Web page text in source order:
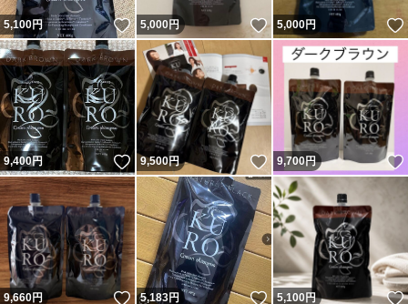
5,100円 いいね！
5,000円 いいね！
5,000円
9,400円 いいね！
9,500円 いいね！
9,700円
9,660円 いいね！
5,183円 いいね！
5,100円